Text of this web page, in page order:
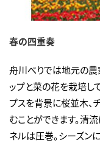
春の四重奏
舟川べりでは地元の農
ップと菜の花を栽培し
プスを背景に桜並木、
むことができます。清
ネルは圧巻。シーズ